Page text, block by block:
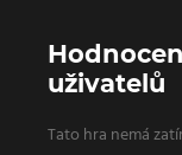
uživatelů
Tato hra nemá